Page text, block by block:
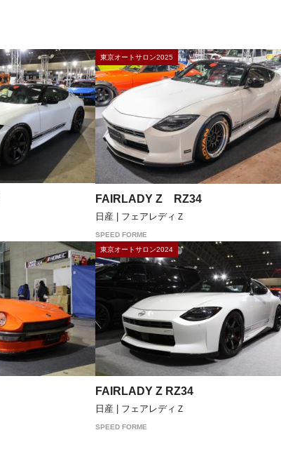
東京オートサロン2025
FAIRLADY Z RZ34
日産 | フェアレディＺ
SPEED FORME
東京オートサロン2024
FAIRLADY Z RZ34
日産 | フェアレディＺ
SPEED FORME